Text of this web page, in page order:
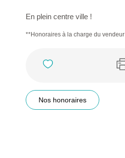
En plein centre ville !
**Honoraires à la charge du vendeur
Nos honoraires